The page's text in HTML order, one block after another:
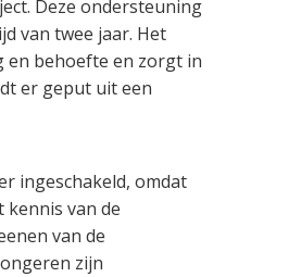
Deze ondersteuning
van twee jaar. Het
en behoefte en zorgt in
er geput uit een
ingeschakeld, omdat
kennis van de
van de
zijn